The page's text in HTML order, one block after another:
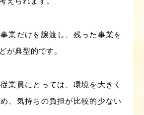
業だけを譲渡し、残った事業を
が典型的です。
業員にとっては、環境を大きく
、気持ちの負担が比較的少ない